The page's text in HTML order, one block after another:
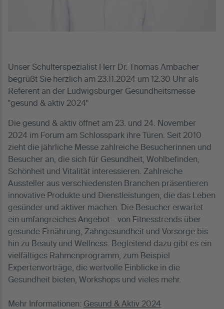
Unser Schulterspezialist Herr Dr. Thomas Ambacher
begrüßt Sie herzlich am 23.11.2024 um 12.30 Uhr als
Referent an der Ludwigsburger Gesundheitsmesse
"gesund & aktiv 2024"
Die gesund & aktiv öffnet am 23. und 24. November
2024 im Forum am Schlosspark ihre Türen. Seit 2010
zieht die jährliche Messe zahlreiche Besucherinnen und
Besucher an, die sich für Gesundheit, Wohlbefinden,
Schönheit und Vitalität interessieren. Zahlreiche
Aussteller aus verschiedensten Branchen präsentieren
innovative Produkte und Dienstleistungen, die das Leben
gesünder und aktiver machen. Die Besucher erwartet
ein umfangreiches Angebot – von Fitnesstrends über
gesunde Ernährung, Zahngesundheit und Vorsorge bis
hin zu Beauty und Wellness. Begleitend dazu gibt es ein
vielfältiges Rahmenprogramm, zum Beispiel
Expertenvorträge, die wertvolle Einblicke in die
Gesundheit bieten, Workshops und vieles mehr.
Mehr Informationen: Gesund & Aktiv 2024